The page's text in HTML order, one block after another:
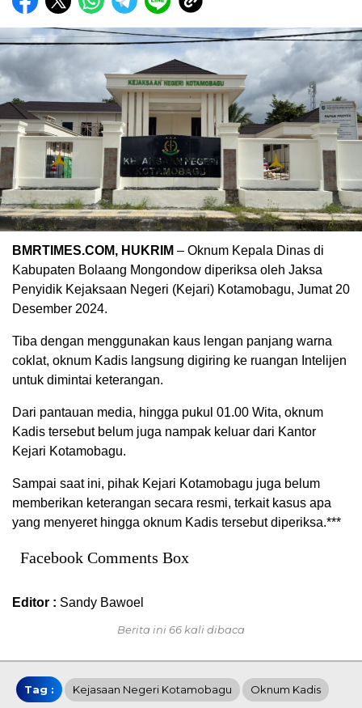
BMRTIMES.COM, HUKRIM – Oknum Kepala Dinas di
Kabupaten Bolaang Mongondow diperiksa oleh Jaksa
Penyidik Kejaksaan Negeri (Kejari) Kotamobagu, Jumat 20
Desember 2024.
Tiba dengan menggunakan kaus lengan panjang warna
coklat, oknum Kadis langsung digiring ke ruangan Intelijen
untuk dimintai keterangan.
Dari pantauan media, hingga pukul 01.00 Wita, oknum
Kadis tersebut belum juga nampak keluar dari Kantor
Kejari Kotamobagu.
Sampai saat ini, pihak Kejari Kotamobagu juga belum
memberikan keterangan secara resmi, terkait kasus apa
yang menyeret hingga oknum Kadis tersebut diperiksa.***
Facebook Comments Box
Editor : Sandy Bawoel
Berita ini 66 kali dibaca
Tag : Kejasaan Negeri Kotamobagu Oknum Kadis